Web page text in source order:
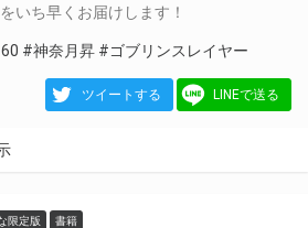
いち早くお届けします！
#神奈月昇 #ゴブリンスレイヤー
ツイートする LINEで送る
限定版 書籍